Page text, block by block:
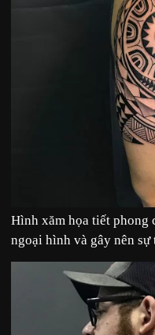
Hình xăm họa tiết phong
ngoại hình và gây nên sự